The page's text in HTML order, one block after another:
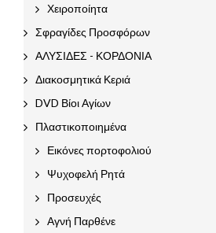
Χειροποίητα
Σφραγίδες Προσφόρων
ΑΛΥΣΙΔΕΣ - ΚΟΡΔΟΝΙΑ
Διακοσμητικά Κεριά
DVD Βίοι Αγίων
Πλαστικοποιημένα
Εικόνες πορτοφολιού
Ψυχοφελή Ρητά
Προσευχές
Αγνή Παρθένε